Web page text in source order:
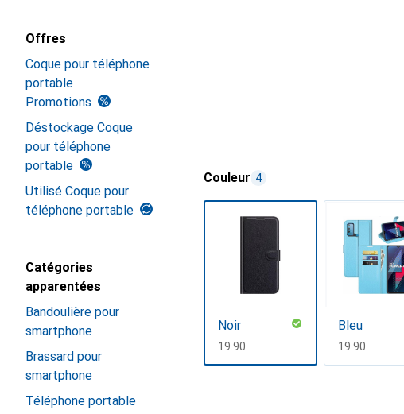
Offres
Coque pour téléphone
portable
Promotions
Déstockage Coque
pour téléphone
portable
Utilisé Coque pour
téléphone portable
Catégories
apparentées
Bandoulière pour
smartphone
Brassard pour
smartphone
Téléphone portable
Couleur 4
Noir
CHF
19.90
Bleu
CHF
19.90